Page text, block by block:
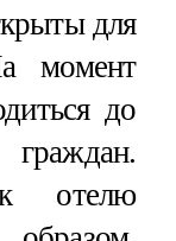
для
момент
до
отелю